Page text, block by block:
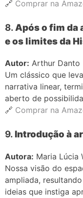
🔗 Comprar na
8.Após o fim da
e os limites da
Autor: Arthur Danto
Um clássico que
narrativa linear,
aberto de
🔗 Comprar na
9. Introdução à
Autora: Maria Lúcia
Nossa visão do
ampliada,
ideias que instiga